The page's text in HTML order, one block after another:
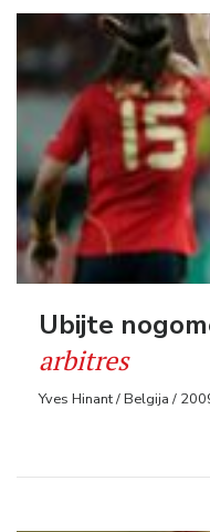
Ubijte
arbitres
Yves Hinant / Belgija /